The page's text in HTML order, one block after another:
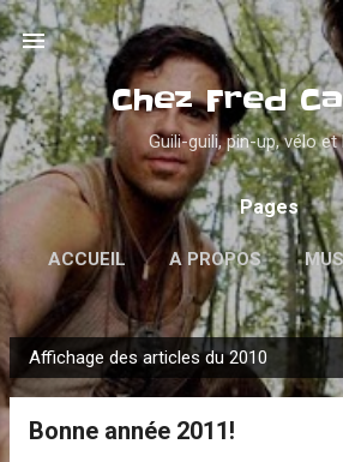
Accéder au contenu
Chez Fred
Guili-guili, pin-up, vélo et
Pages
ACCUEIL A PROPOS
PSYCHOBILLY VINYLES
DANS LA
A
r
Affichage des articles du 2010
Bonne année 2011!